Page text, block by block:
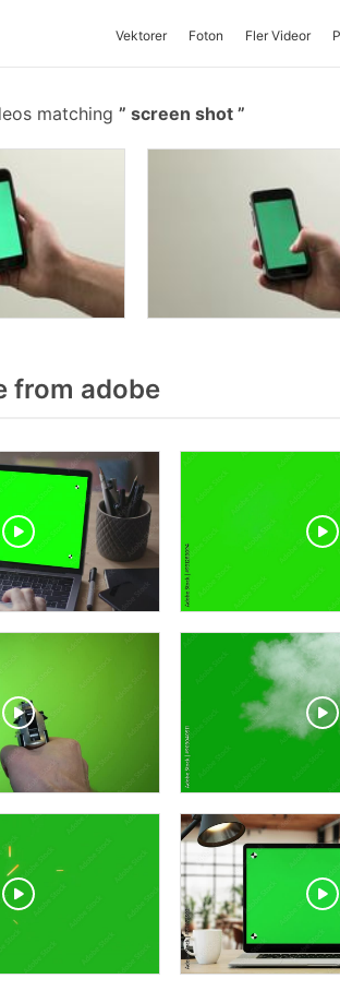
Vektorer Foton Fler Videor
matching screen shot
from adobe